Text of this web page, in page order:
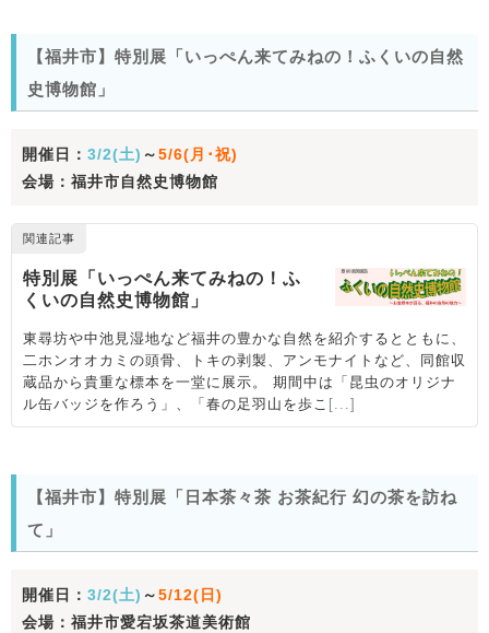
【福井市】特別展「いっぺん来てみねの！ふくいの自然
史博物館」
開催日： 3/2(土) ～5/6(月･祝)
会場：福井市自然史博物館
【福井市】特別展「日本茶々茶 お茶紀行 幻の茶を訪ね
て」
開催日： 3/2(土) ～5/12(日)
会場：福井市愛宕坂茶道美術館